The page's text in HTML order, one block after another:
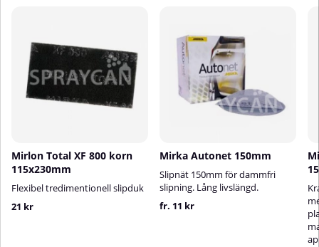
Mirlon Total XF 800 korn
115x230mm
Flexibel tredimentionell slipduk
21 kr
Mirka Autonet 150mm
Slipnät 150mm för dammfri
slipning. Lång livslängd.
fr. 11 kr